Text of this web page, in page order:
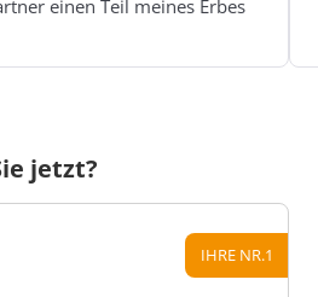
einen Teil meines Erbes
jetzt?
IHRE NR.1